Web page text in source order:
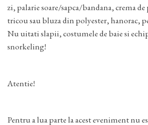
zi, palarie soare/sapca/bandana, crema
tricou sau bluza din polyester, hanorac,
Nu uitati slapii, costumele de baie si
snorkeling!
Atentie!
Pentru a lua parte la acest eveniment nu